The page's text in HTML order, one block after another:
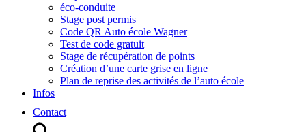
éco-conduite
Stage post permis
Code QR Auto école Wagner
Test de code gratuit
Stage de récupération de points
Création d’une carte grise en ligne
Plan de reprise des activités de l’auto école
Infos
Contact